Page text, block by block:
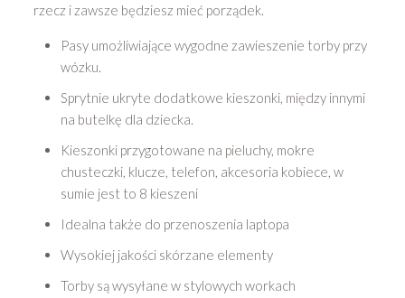
rzecz i zawsze będziesz mieć porządek.
Pasy umożliwiające wygodne zawieszenie torby przy
wózku.
Sprytnie ukryte dodatkowe kieszonki, między innymi
na butelkę dla dziecka.
Kieszonki przygotowane na pieluchy, mokre
chusteczki, klucze, telefon, akcesoria kobiece, w
sumie jest to 8 kieszeni
Idealna także do przenoszenia laptopa
Wysokiej jakości skórzane elementy
Torby są wysyłane w stylowych workach